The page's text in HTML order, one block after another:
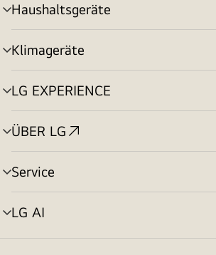
Haushaltsgeräte
Menü
umschalten
Klimageräte
Menü
umschalten
LG EXPERIENCE
Menü
umschalten
ÜBER LG
Menü
umschalten
Service
Menü
umschalten
LG AI
Menü